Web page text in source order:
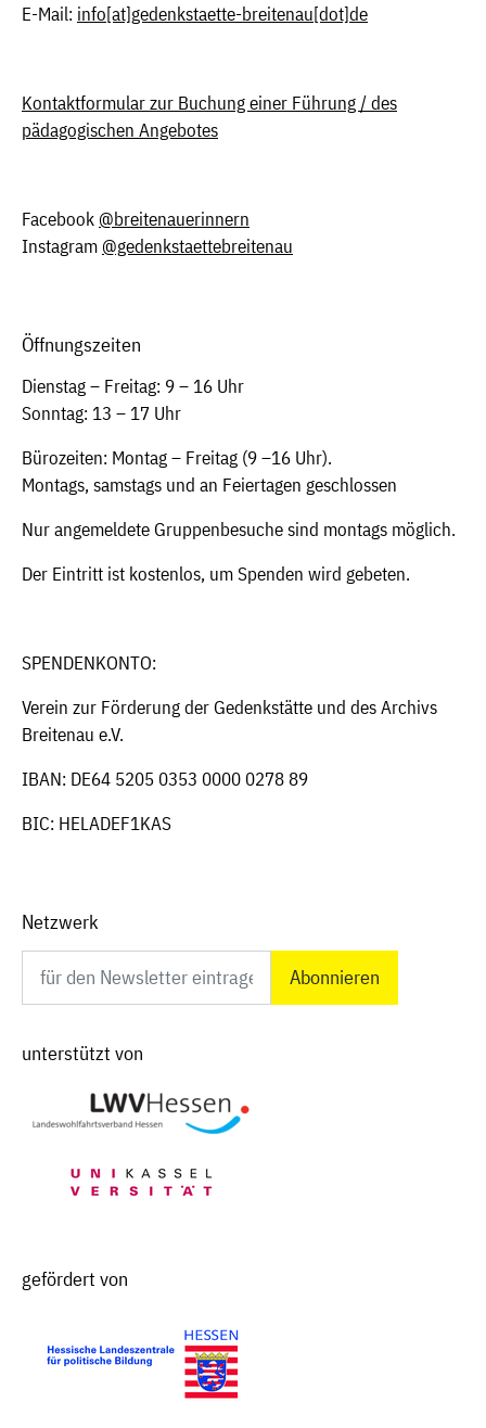
E-Mail: info[at]gedenkstaette-breitenau[dot]de
Kontaktformular zur Buchung einer Führung / des
pädagogischen Angebotes
Facebook @breitenauerinnern
Instagram @gedenkstaettebreitenau
Öffnungszeiten
Dienstag – Freitag: 9 – 16 Uhr
Sonntag: 13 – 17 Uhr
Bürozeiten: Montag – Freitag (9 –16 Uhr).
Montags, samstags und an Feiertagen geschlossen
Nur angemeldete Gruppenbesuche sind montags möglich.
Der Eintritt ist kostenlos, um Spenden wird gebeten.
SPENDENKONTO:
Verein zur Förderung der Gedenkstätte und des Archivs
Breitenau e.V.
IBAN: DE64 5205 0353 0000 0278 89
BIC: HELADEF1KAS
Netzwerk
Newsletter abonnieren
unterstützt von
gefördert von